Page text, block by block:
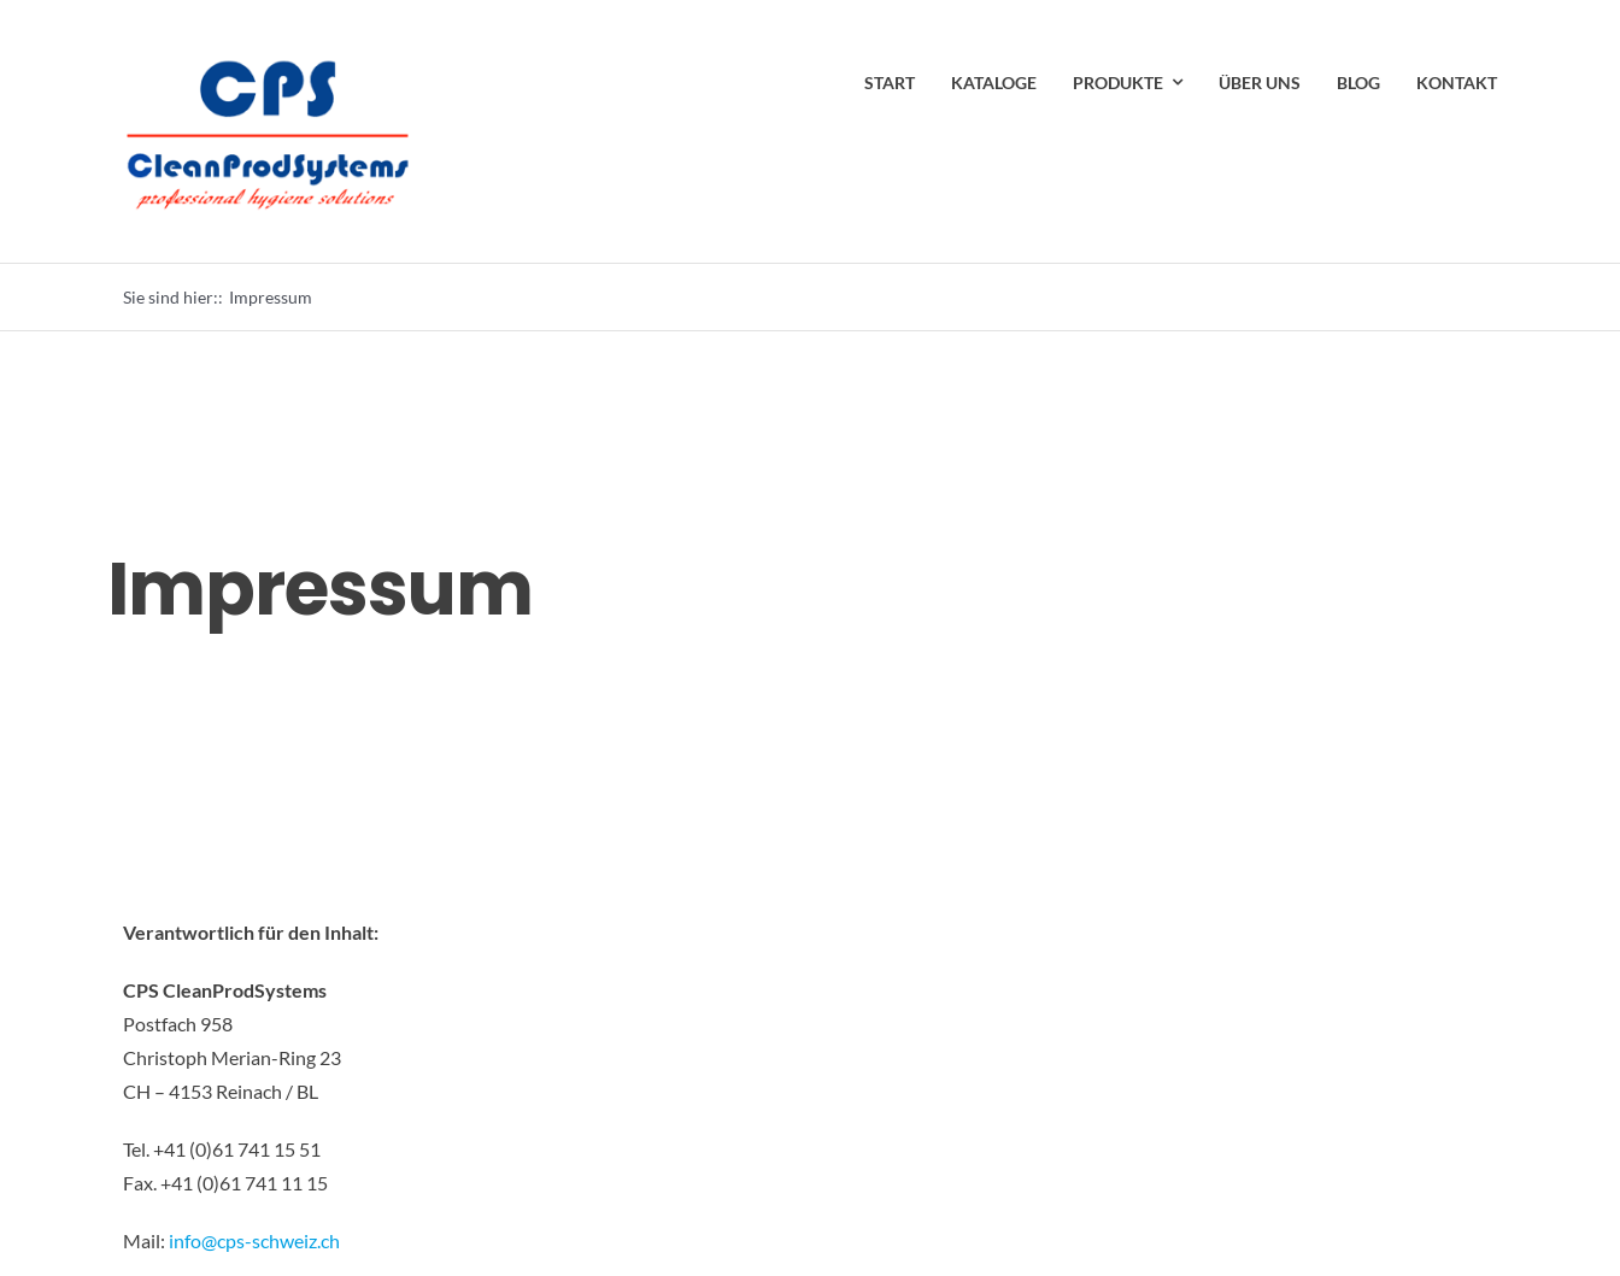
START KATALOGE PRODUKTE ÜBER UNS BLOG KONTAKT
Sie sind hier:: Impressum
Impressum
Verantwortlich für den Inhalt:
CPS CleanProdSystems
Postfach 958
Christoph Merian-Ring 23
CH – 4153 Reinach / BL
Tel. +41 (0)61 741 15 51
Fax. +41 (0)61 741 11 15
Mail: info@cps-schweiz.ch